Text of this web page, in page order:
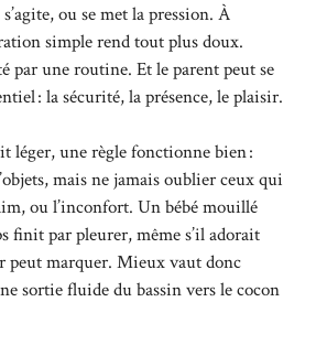
ou se met la pression. À
simple rend tout plus doux.
par une routine. Et le parent peut se
: la sécurité, la présence, le plaisir.
léger, une règle fonctionne bien :
mais ne jamais oublier ceux qui
ou l’inconfort. Un bébé mouillé
finit par pleurer, même s’il adorait
peut marquer. Mieux vaut donc
sortie fluide du bassin vers le cocon